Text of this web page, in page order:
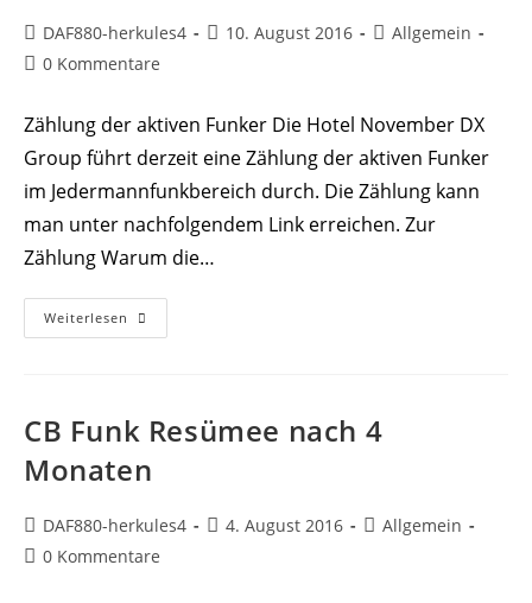
Beitrags-
Autor:
DAF880-herkules4
Beitrag
10. August 2016
Beitrags-
Allgemein
Beitrags-
0 Kommentare
Zählung der aktiven Funker Die Hotel November DX
Group führt derzeit eine Zählung der aktiven Funker
im Jedermannfunkbereich durch. Die Zählung kann
man unter nachfolgendem Link erreichen. Zur
Zählung Warum die…
Weiterlesen Zählung
Der
CB Funk Resümee nach 4
Monaten
Beitrags-
Autor:
DAF880-herkules4
Beitrag
4. August 2016
Beitrags-
Allgemein
Beitrags-
0 Kommentare